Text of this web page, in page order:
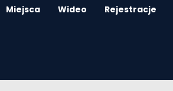
Miejsca Wideo Rejestracje